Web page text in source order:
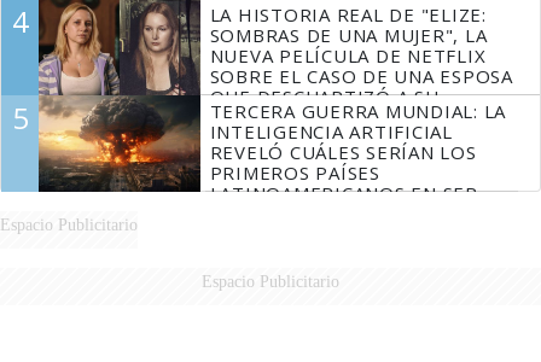
4
LA HISTORIA REAL DE "ELIZE:
SOMBRAS DE UNA MUJER", LA
NUEVA PELÍCULA DE NETFLIX
SOBRE EL CASO DE UNA ESPOSA
QUE DESCUARTIZÓ A SU
MARIDO
5
TERCERA GUERRA MUNDIAL: LA
INTELIGENCIA ARTIFICIAL
REVELÓ CUÁLES SERÍAN LOS
PRIMEROS PAÍSES
LATINOAMERICANOS EN SER
Espacio Publicitario
Espacio Publicitario